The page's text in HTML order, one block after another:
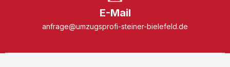
E-Mail
anfrage@umzugsprofi-steiner-bielefeld.de